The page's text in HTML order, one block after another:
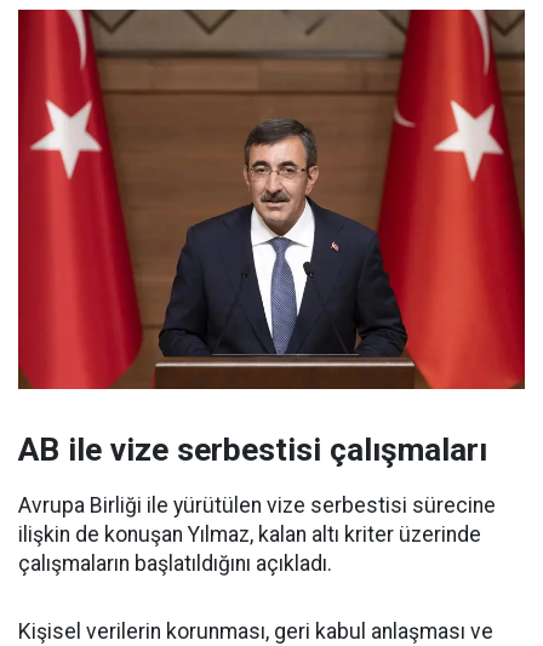
AB ile vize serbestisi çalışmaları
Avrupa Birliği ile yürütülen vize serbestisi sürecine
ilişkin de konuşan Yılmaz, kalan altı kriter üzerinde
çalışmaların başlatıldığını açıkladı.
Kişisel verilerin korunması, geri kabul anlaşması ve